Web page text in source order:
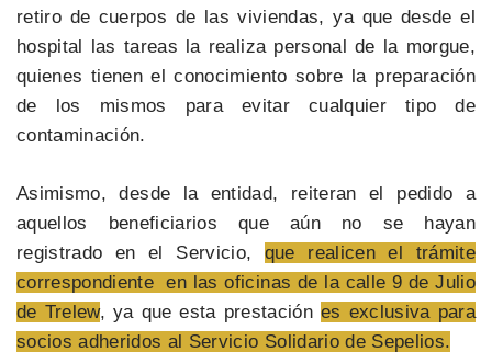
retiro de cuerpos de las viviendas, ya que desde el
hospital las tareas la realiza personal de la morgue,
quienes tienen el conocimiento sobre la preparación
de los mismos para evitar cualquier tipo de
contaminación.
Asimismo, desde la entidad, reiteran el pedido a
aquellos beneficiarios que aún no se hayan
registrado en el Servicio, que realicen el trámite
correspondiente en las oficinas de la calle 9 de Julio
de Trelew, ya que esta prestaciónes exclusiva para
socios adheridos al Servicio Solidario de Sepelios.